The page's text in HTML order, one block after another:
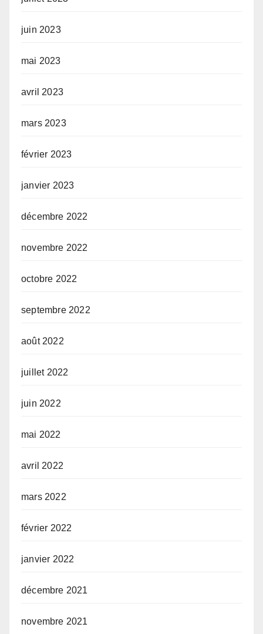
juin 2023
mai 2023
avril 2023
mars 2023
février 2023
janvier 2023
décembre 2022
novembre 2022
octobre 2022
septembre 2022
août 2022
juillet 2022
juin 2022
mai 2022
avril 2022
mars 2022
février 2022
janvier 2022
décembre 2021
novembre 2021